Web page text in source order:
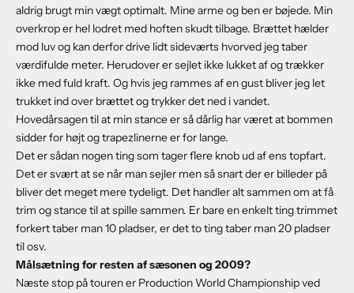
aldrig brugt min vægt optimalt. Mine arme og ben er bøjede. Min
overkrop er hel lodret med hoften skudt tilbage. Brættet hælder
mod luv og kan derfor drive lidt sideværts hvorved jeg taber
værdifulde meter. Herudover er sejlet ikke lukket af og trækker
ikke med fuld kraft. Og hvis jeg rammes af en gust bliver jeg let
trukket ind over brættet og trykker det ned i vandet.
Hovedårsagen til at min stance er så dårlig har været at bommen
sidder for højt og trapezlinerne er for lange.
Det er sådan nogen ting som tager flere knob ud af ens topfart.
Det er svært at se når man sejler men så snart der er billeder på
bliver det meget mere tydeligt. Det handler alt sammen om at få
trim og stance til at spille sammen. Er bare en enkelt ting trimmet
forkert taber man 10 pladser, er det to ting taber man 20 pladser
til osv.
Målsætning for resten af sæsonen og 2009?
Næste stop på touren er Production World Championship ved